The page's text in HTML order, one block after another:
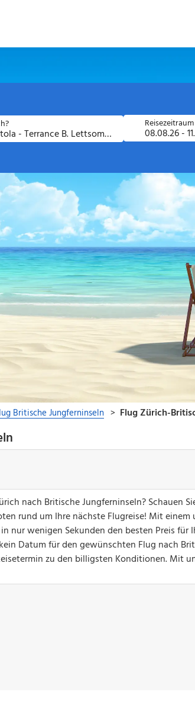
nach Britische Jungferninseln? Schauen
rund um Ihre nächste Flugreise! Mit einem
nur wenigen Sekunden den besten Preis für
Datum für den gewünschten Flug nach
zu den billigsten Konditionen. Mit